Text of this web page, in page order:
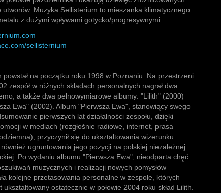
utworów. Muzyka Sellisterium to mieszanka klimatycznego
z dużymi wpływami gotycko/progresywnymi.
sellisternium
powstał na początku roku 1998 w Poznaniu. Na przestrzeni
zespół w różnych składach personalnych nagrał dwa
a także dwa pełnowymiarowe albumy: "Lilith" (2000)
Ewa" (2002). Album "Pierwsza Ewa", stanowiący swego
pierwszych lat działalności zespołu, dzięki
w mediach (rozgłośnie radiowe, internet, prasa
przyczynił się do ukształtowania wizerunku
również ugruntowania jego pozycji na polskiej niezależnej
Po wydaniu albumu "Pierwsza Ewa", nieodparta chęć
muzycznych i realizacji nowych pomysłów
kolejne przetasowania personalne w zespole, których
ukształtowany ostatecznie w połowie 2004 roku skład Lilith.